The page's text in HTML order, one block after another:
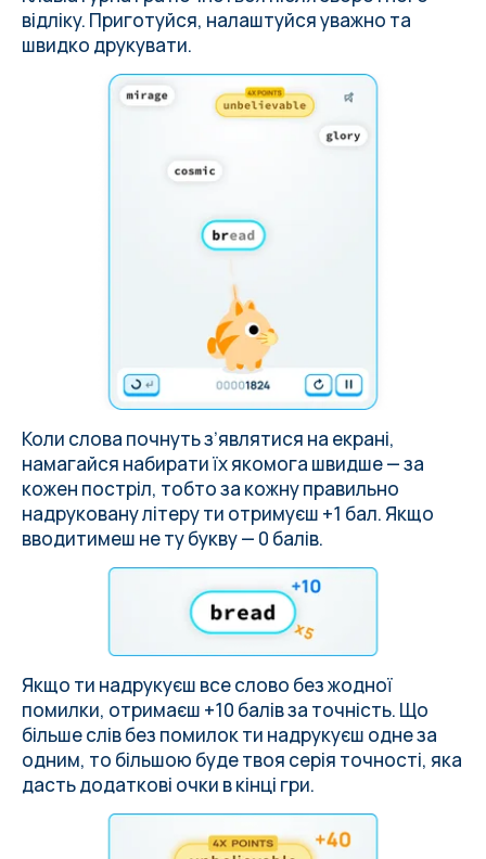
відліку. Приготуйся, налаштуйся уважно та
швидко друкувати.
Коли слова почнуть зʼявлятися на екрані,
намагайся набирати їх якомога швидше — за
кожен постріл, тобто за кожну правильно
надруковану літеру ти отримуєш +1 бал. Якщо
вводитимеш не ту букву — 0 балів.
Якщо ти надрукуєш все слово без жодної
помилки, отримаєш +10 балів за точність. Що
більше слів без помилок ти надрукуєш одне за
одним, то більшою буде твоя серія точності, яка
дасть додаткові очки в кінці гри.